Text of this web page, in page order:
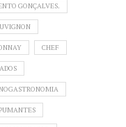
GONÇALVES.
CHEF